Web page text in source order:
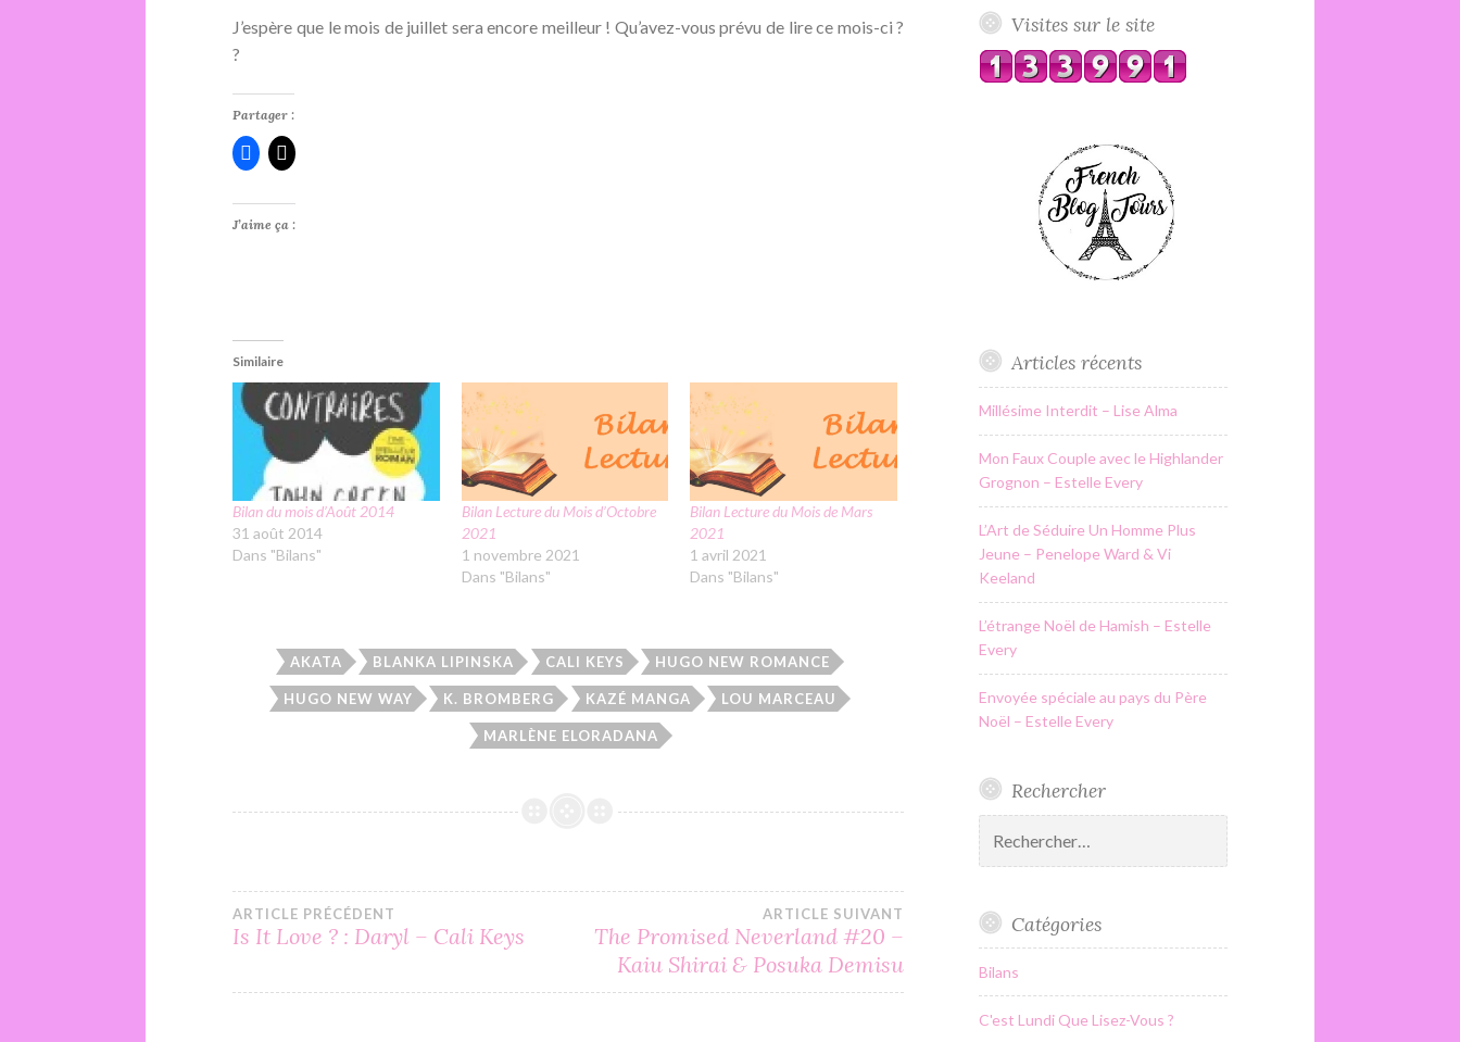
J’espère que le mois de juillet sera encore meilleur ! Qu’avez-vous prévu de lire ce mois-ci ?
?
Partager :
J’aime ça :
Similaire
Bilan du mois d’Août 2014
31 août 2014
Dans "Bilans"
Bilan Lecture du Mois d’Octobre
2021
1 novembre 2021
Dans "Bilans"
Bilan Lecture du Mois de Mars
2021
1 avril 2021
Dans "Bilans"
AKATA BLANKA LIPINSKA CALI KEYS HUGO NEW ROMANCE
HUGO NEW WAY K. BROMBERG KAZÉ MANGA LOU MARCEAU
MARLÈNE ELORADANA
Navigation
de
ARTICLE PRÉCÉDENT
Is It Love ? : Daryl – Cali Keys
ARTICLE SUIVANT
The Promised Neverland #20 –
Kaiu Shirai & Posuka Demisu
Visites sur le site
Articles récents
Millésime Interdit – Lise Alma
Mon Faux Couple avec le Highlander
Grognon – Estelle Every
L’Art de Séduire Un Homme Plus
Jeune – Penelope Ward & Vi
Keeland
L’étrange Noël de Hamish – Estelle
Every
Envoyée spéciale au pays du Père
Noël – Estelle Every
Rechercher
Catégories
Bilans
C'est Lundi Que Lisez-Vous ?